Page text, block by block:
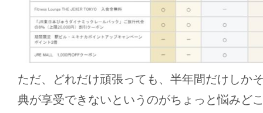
ただ、どれだけ頑張っても、半年間だけしか
典が享受できないというのがちょっと悩みど